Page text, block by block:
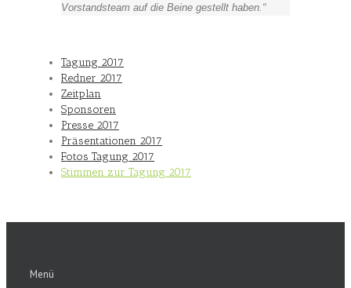
Vorstandsteam auf die Beine gestellt haben.
Tagung 2017
Redner 2017
Zeitplan
Sponsoren
Presse 2017
Präsentationen 2017
Fotos Tagung 2017
Stimmen zur Tagung 2017
Menü